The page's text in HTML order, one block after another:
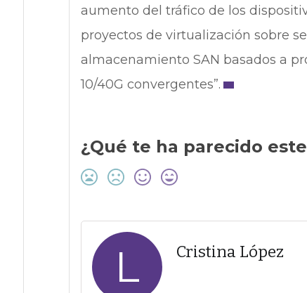
aumento del tráfico de los
proyectos de virtualización sobre
almacenamiento SAN basados a
10/40G convergentes”.
¿Qué te ha parecido
L Cristina López